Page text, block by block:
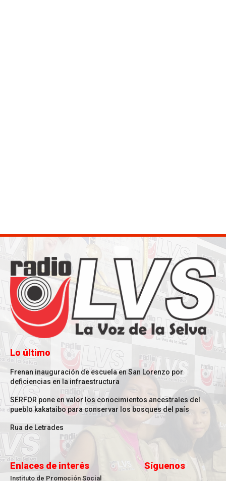
Lo último
Frenan inauguración de escuela en San Lorenzo por
deficiencias en la infraestructura
SERFOR pone en valor los conocimientos ancestrales del
pueblo kakataibo para conservar los bosques del país
Rua de Letrades
Enlaces de interés
Instituto de Promoción Social
Síguenos